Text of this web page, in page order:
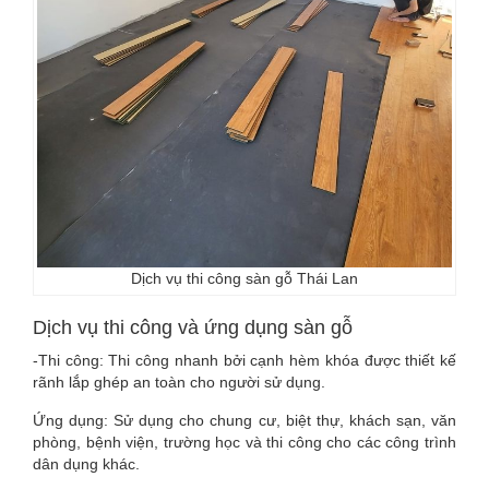
Dịch vụ thi công sàn gỗ Thái Lan
Dịch vụ thi công và ứng dụng sàn gỗ
-Thi công: Thi công nhanh bởi cạnh hèm khóa được thiết kế
rãnh lắp ghép an toàn cho người sử dụng.
Ứng dụng: Sử dụng cho chung cư, biệt thự, khách sạn, văn
phòng, bệnh viện, trường học và thi công cho các công trình
dân dụng khác.